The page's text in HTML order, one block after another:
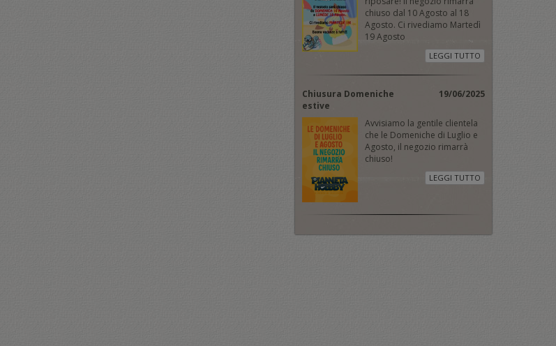
chiuso dal 10 Agosto al 18
Agosto. Ci rivediamo Martedì
19 Agosto
LEGGI TUTTO
Chiusura Domeniche
estive
19/06/2025
Avvisiamo la gentile clientela
che le Domeniche di Luglio e
Agosto, il negozio rimarrà
chiuso!
LEGGI TUTTO